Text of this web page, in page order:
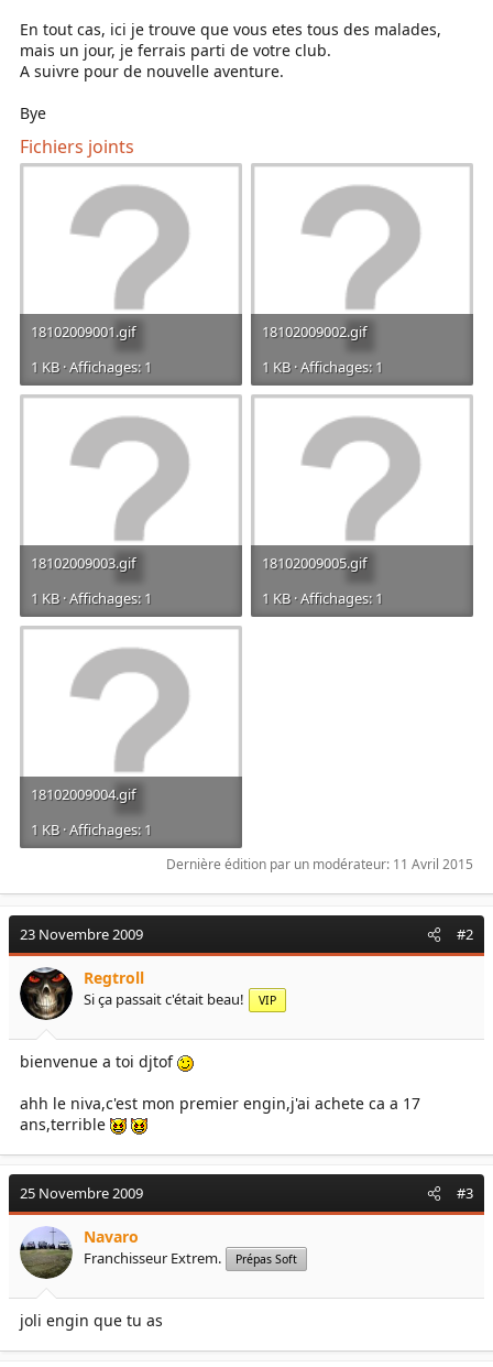
En tout cas, ici je trouve que vous etes tous des malades,
mais un jour, je ferrais parti de votre club.
A suivre pour de nouvelle aventure.
Bye
Fichiers joints
18102009001.gif
1 KB · Affichages: 1
18102009002.gif
1 KB · Affichages: 1
18102009003.gif
1 KB · Affichages: 1
18102009005.gif
1 KB · Affichages: 1
18102009004.gif
1 KB · Affichages: 1
Dernière édition par un modérateur: 11 Avril 2015
23 Novembre 2009 #2
Regtroll
Si ça passait c'était beau! VIP
bienvenue a toi djtof
ahh le niva,c'est mon premier engin,j'ai achete ca a 17
ans,terrible
25 Novembre 2009 #3
Navaro
Franchisseur Extrem. Prépas Soft
joli engin que tu as